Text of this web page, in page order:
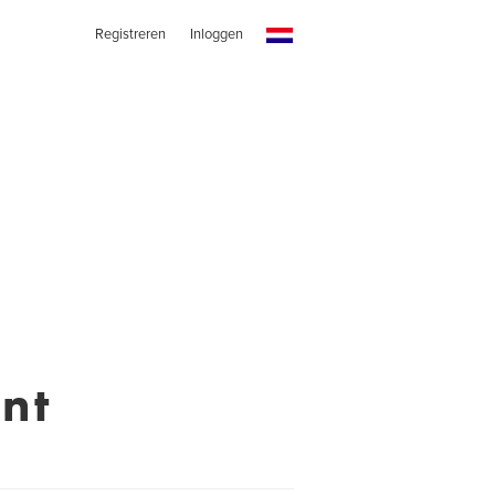
Registreren Inloggen